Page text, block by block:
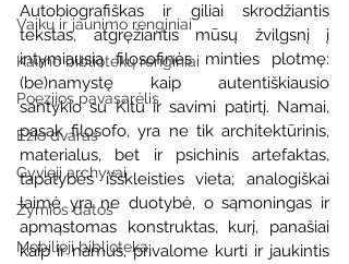
Vaikų ir jaunimo renginiai
Kaimo bibliotekų renginiai
Poezijos pavasarėlis
Ežio dvaras
Gyvieji archyvai
Žymios datos
Mobilioji biblioteka
Autobiografiškas ir giliai skrodžiantis
tekstas, atgręžiantis mūsų žvilgsnį į
intymiausią filosofinės minties plotmę:
(be)namystę kaip autentiškiausio
santykio su Kitu ir savimi patirtį. Namai,
pasak filosofo, yra ne tik architektūrinis,
materialus, bet ir psichinis artefaktas,
tapatybės išskleisties vieta; analogiškai
laimė yra ne duotybė, o sąmoningas ir
apmąstomas konstruktas, kurį, panašiai
kaip ir namus, privalome kurti ir jaukintis